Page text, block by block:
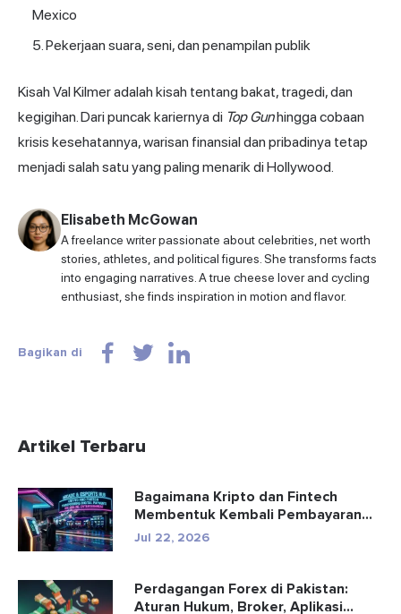
Mexico
Pekerjaan suara, seni, dan penampilan publik
Kisah Val Kilmer adalah kisah tentang bakat, tragedi, dan
kegigihan. Dari puncak kariernya di Top Gunhingga cobaan
krisis kesehatannya, warisan finansial dan pribadinya tetap
menjadi salah satu yang paling menarik di Hollywood.
Elisabeth McGowan
A freelance writer passionate about celebrities, net worth
stories, athletes, and political figures. She transforms facts
into engaging narratives. A true cheese lover and cycling
enthusiast, she finds inspiration in motion and flavor.
Bagikan di
Artikel Terbaru
Bagaimana Kripto dan Fintech
Membentuk Kembali Pembayaran
dan Hibu...
Jul 22, 2026
Perdagangan Forex di Pakistan:
Aturan Hukum, Broker, Aplikasi